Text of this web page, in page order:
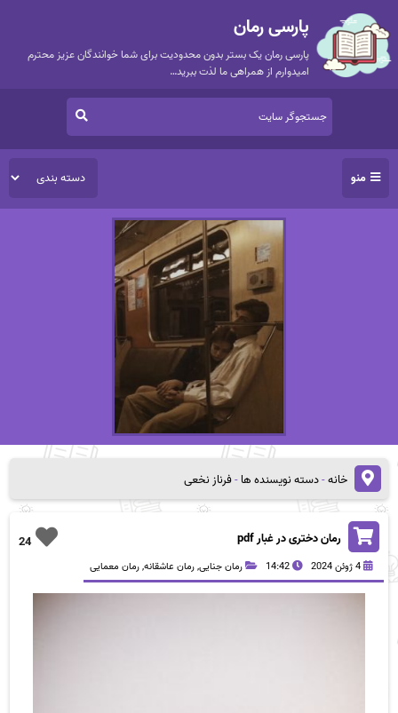
پارسی رمان
پارسی رمان یک بستر بدون محدودیت برای شما خوانندگان عزیز محترم
امیدوارم از همراهی ما لذت ببرید…
منو
خانه-دسته نویسنده ها-فرناز نخعی
24 رمان دختری در غبار pdf
4 ژوئن 2024 14:42 رمان جنایی,رمان عاشقانه,رمان معمایی